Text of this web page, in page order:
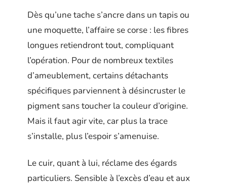
Dès qu’une tache s’ancre dans un tapis ou
une moquette, l’affaire se corse : les fibres
longues retiendront tout, compliquant
l’opération. Pour de nombreux textiles
d’ameublement, certains détachants
spécifiques parviennent à désincruster le
pigment sans toucher la couleur d’origine.
Mais il faut agir vite, car plus la trace
s’installe, plus l’espoir s’amenuise.
Le cuir, quant à lui, réclame des égards
particuliers. Sensible à l’excès d’eau et aux